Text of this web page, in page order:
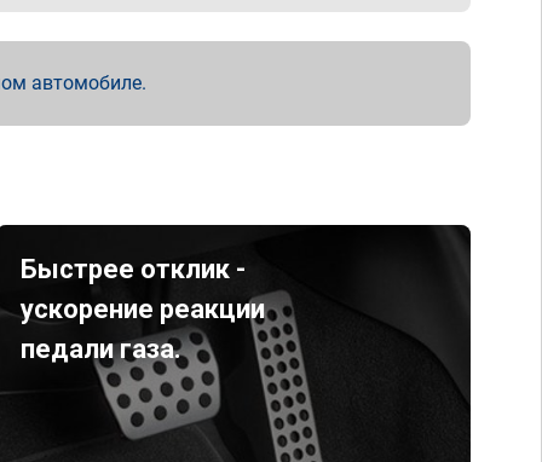
автомобиле.
Быстрее отклик -
ускорение реакции
педали газа.